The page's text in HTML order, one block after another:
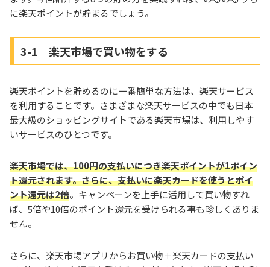
に楽天ポイントが貯まるでしょう。
3-1 楽天市場で買い物をする
楽天ポイントを貯めるのに一番簡単な方法は、楽天サービス
を利用することです。さまざまな楽天サービスの中でも日本
最大級のショッピングサイトである楽天市場は、利用しやす
いサービスのひとつです。
楽天市場では、100円の支払いにつき楽天ポイントが1ポイン
ト還元されます。さらに、支払いに楽天カードを使うとポイ
ント還元は2倍。キャンペーンを上手に活用して買い物すれ
ば、5倍や10倍のポイント還元を受けられる事も珍しくありま
せん。
さらに、楽天市場アプリからお買い物＋楽天カードの支払い